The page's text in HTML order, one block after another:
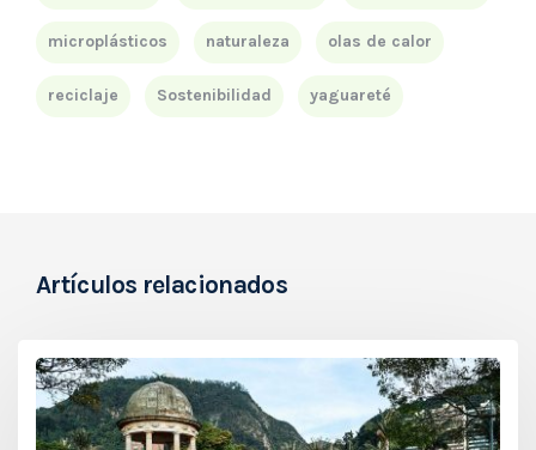
microplásticos naturaleza olas de calor
reciclaje Sostenibilidad yaguareté
Artículos relacionados